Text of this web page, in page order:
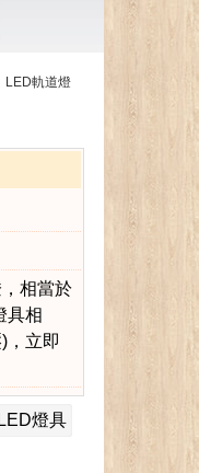
LED軌道燈
相當於
具相
，立即
LED燈具